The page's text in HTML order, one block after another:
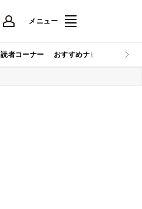
メニュー
読者コーナー おすすめナビ マイナビ